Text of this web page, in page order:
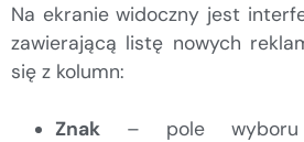
Na ekranie widoczny jest
zawierającą listę nowych
się z kolumn:
Znak – pole wyboru